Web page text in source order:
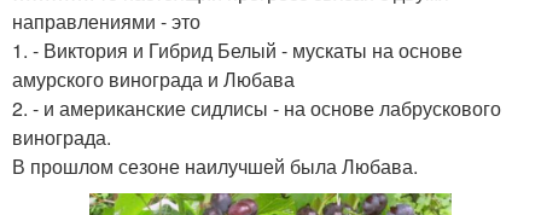
направлениями - это
1. - Виктория и Гибрид Белый - мускаты на основе
амурского винограда и Любава
2. - и американские сидлисы - на основе лабрускового
винограда.
В прошлом сезоне наилучшей была Любава.